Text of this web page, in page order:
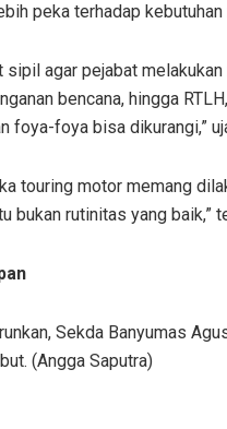
peka terhadap kebutuhan
sipil agar pejabat
bencana, hingga
foya-foya bisa dikurangi,”
touring motor memang
bukan rutinitas yang baik,”
Sekda Banyumas
(Angga Saputra)